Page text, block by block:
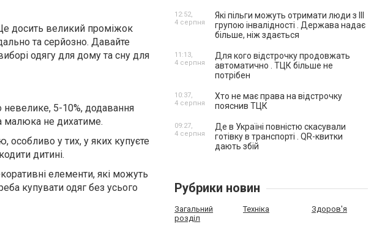
досить великий проміжок
та серйозно. Давайте
одягу для дому та сну для
невелике, 5-10%, додавання
малюка не дихатиме.
особливо у тих, у яких купуєте
дитині.
елементи, які можуть
купувати одяг без усього
Які пільги можуть отримати люди з III
групою інвалідності . Держава надає
більше, ніж здається
12:52,
4 серпня
Для кого відстрочку продовжать
автоматично . ТЦК більше не
потрібен
11:13,
4 серпня
Хто не має права на відстрочку
пояснив ТЦК
10:37,
4 серпня
Де в Україні повністю скасували
готівку в транспорті . QR-квитки
дають збій
09:27,
4 серпня
Рубрики новин
Загальний
розділ
Техніка Здоров'я